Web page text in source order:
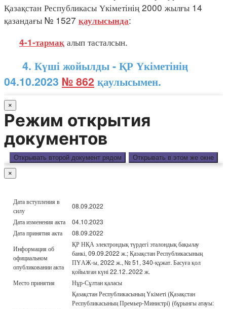
Қазақстан Республикасы Үкіметінің 2000 жылғы 14
қазандағы № 1527 қаулысында:
4-1-тармақ алып тасталсын.
4. Күші жойылды - ҚР Үкіметінің
04.10.2023 № 862 қаулысымен.
×
Режим открытия
документов
Открывать второй документ рядом Открывать в этом же окне
×
Дата вступления в
силу
08.09.2022
Дата изменения акта
04.10.2023
Дата принятия акта
08.09.2022
Информация об
официальном
опубликовании акта
ҚР НҚА электрондық түрдегі эталондық бақылау
банкі, 09.09.2022 ж.; Қазақстан Республикасының
ПҮАЖ-ы, 2022 ж., № 51, 340-құжат. Басуға қол
қойылған күні 22.12..2022 ж.
Место принятия
Нұр-Сұлтан қаласы
Қазақстан Республикасының Үкіметі (Қазақстан
Республикасының Премьер-Министрі) (бұрынғы атауы: